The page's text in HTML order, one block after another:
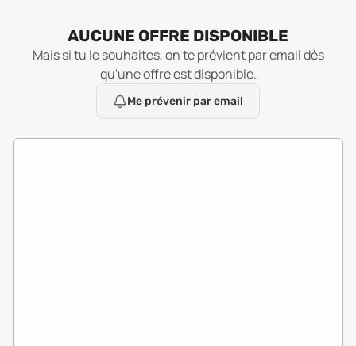
AUCUNE OFFRE DISPONIBLE
Mais si tu le souhaites, on te prévient par email dès
qu'une offre est disponible.
Me prévenir par email